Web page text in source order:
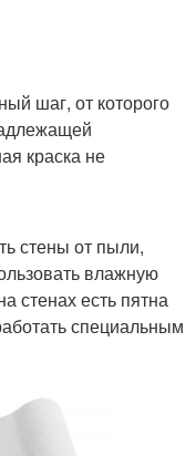
шаг, от которого
краска не
стены от пыли,
влажную
стенах есть пятна
специальным